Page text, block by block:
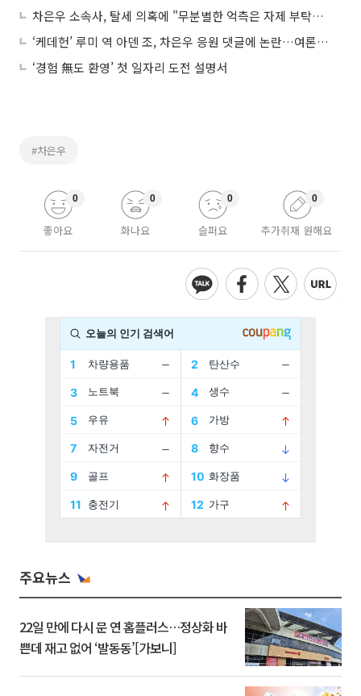
차은우 소속사, 탈세 의혹에 "무분별한 억측은 자제 부탁" 호소
‘케데헌’ 루미 역 아덴 조, 차은우 응원 댓글에 논란…여론 엇갈려
‘경험 無도 환영’ 첫 일자리 도전 설명서
#차은우
좋아요
0
화나요
0
슬퍼요
0
추가취재 원해요
0
주요뉴스
22일 만에 다시 문 연 홈플러스…정상화 바
쁜데 재고 없어 ‘발동동’[가보니]